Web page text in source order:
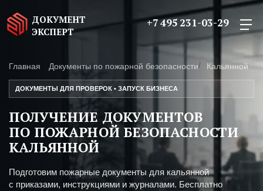
ДОКУМЕНТ
ЭКСПЕРТ
+7 495 231-03-29
Главная Документы по пожарной безопасности Кальянной
ДОКУМЕНТЫ ДЛЯ ПРОВЕРОК • ЗАПУСК БИЗНЕСА
ПОЛУЧЕНИЕ ДОКУМЕНТОВ
ПО ПОЖАРНОЙ БЕЗОПАСНОСТИ
КАЛЬЯННОЙ
Подготовим пожарные документы для кальянной
с приказами, инструкциями и журналами. Бесплатно